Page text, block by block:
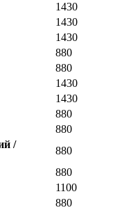
1430
1430
1430
880
880
1430
1430
880
880
/
880
880
1100
880